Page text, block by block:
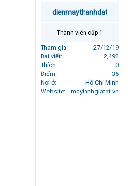
dienmaythanhdat
Thành viên cấp 1
Tham gia
27/12/19
Bài viết
2,492
Thích
0
Điểm
36
Nơi ở
Hồ Chí Minh
Website
maylanhgiatot.vn